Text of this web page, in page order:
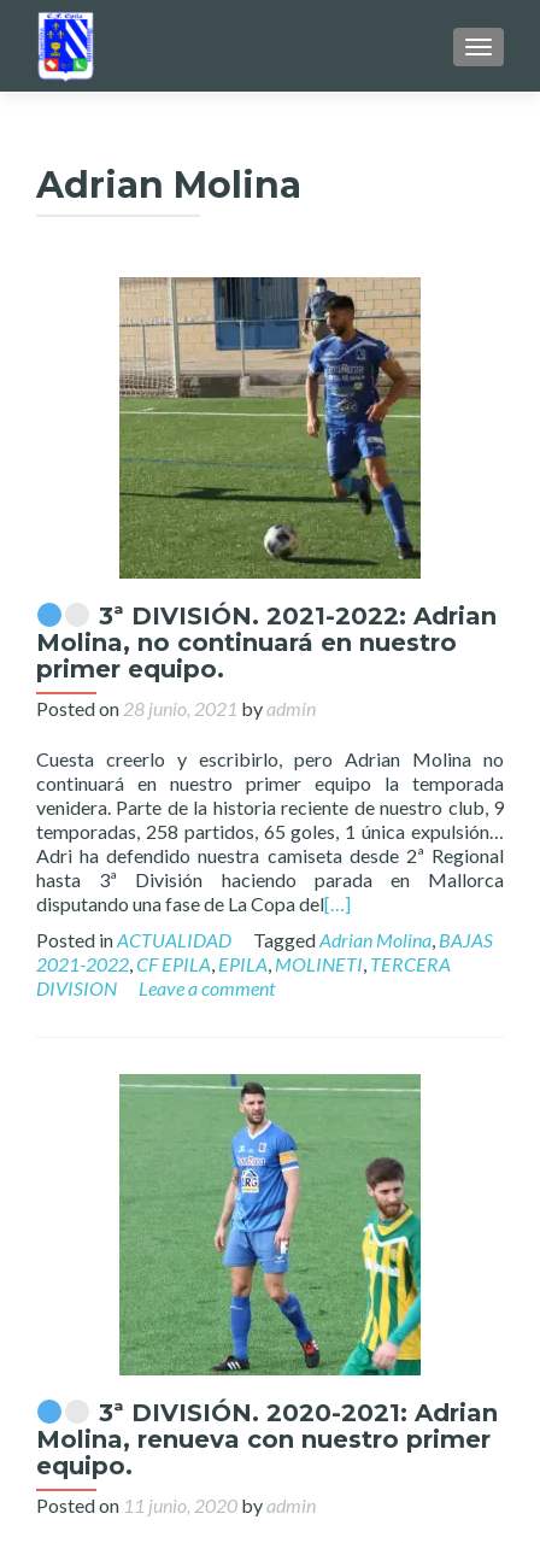
Adrian Molina
3ª DIVISIÓN. 2021-2022: Adrian
Molina, no continuará en nuestro
primer equipo.
Posted on 28 junio, 2021 byadmin
Cuesta creerlo y escribirlo, pero Adrian Molina no
continuará en nuestro primer equipo la temporada
venidera. Parte de la historia reciente de nuestro club, 9
temporadas, 258 partidos, 65 goles, 1 única expulsión…
Adri ha defendido nuestra camiseta desde 2ª Regional
hasta 3ª División haciendo parada en Mallorca
disputando una fase de La Copa del[…]
Posted inACTUALIDAD TaggedAdrian Molina, BAJAS
2021-2022,CF EPILA, EPILA, MOLINETI, TERCERA
DIVISION
Leave a comment
3ª DIVISIÓN. 2020-2021: Adrian
Molina, renueva con nuestro primer
equipo.
Posted on 11 junio, 2020 byadmin